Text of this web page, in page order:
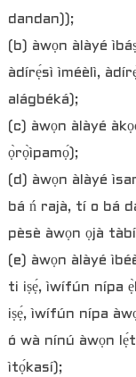
dandan));
(b) àwọn àlàyé
àdírẹ́sì ìméèlì,
alágbéká);
(c) àwọn àlàyé
ọ̀rọ̀ìpamọ́);
(d) àwọn àlàyé
bá ń rajà, tí o bá
pèsè àwọn ọjà
(e) àwọn àlàyé
ti iṣẹ́, ìwífún nípa
iṣẹ́, ìwífún nípa
ó wà nínú àwọn
ìtọ́kasí);